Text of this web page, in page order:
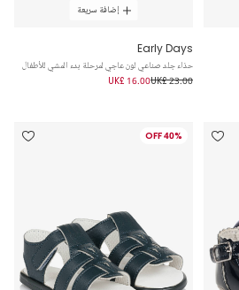
إضافة سريعة
Early Days
حذاء جلد صناعي لون عاجي لمرحلة بدء المشي للأطفال
UK£ 23.00
UK£ 16.00
40% OFF